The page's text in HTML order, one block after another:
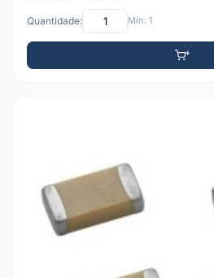
Quantidade: Mín: 1